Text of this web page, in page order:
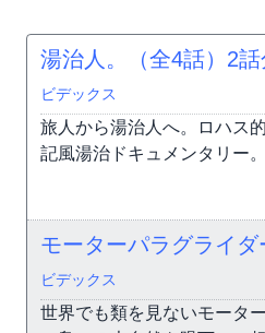
湯治人。（全4話） 2話
ビデックス
旅人から湯治人へ。ロハス
記風湯治ドキュメンタリー。
モーターパラグライ
ビデックス
世界でも類を見ないモータ